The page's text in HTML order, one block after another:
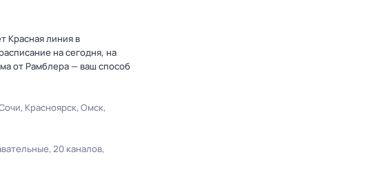
Красная линия в
на сегодня, на
от Рамблера — ваш способ
Красноярск Омск
20 каналов